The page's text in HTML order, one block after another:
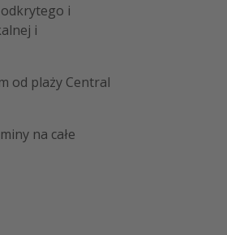
i
i
od plaży Central
na całe